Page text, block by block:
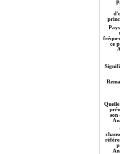
ce
son